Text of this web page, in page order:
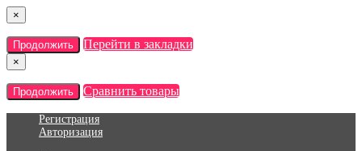
×
Продолжить Перейти в закладки
×
Продолжить Сравнить товары
Регистрация
Авторизация